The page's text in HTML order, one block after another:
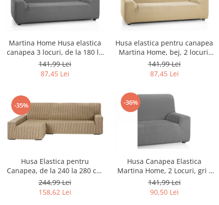
Drone si Accesorii
Home Cinema & Audio
Telescoape & Optica
Televizoare & accesorii
Cadouri
Curatenie si intretinere
Martina Home Husa elastica
canapea 3 locuri, de la 180 la
240 cm, Culoare Gri -
RESIGILAT
141,99 Lei
87,45 Lei
Husa elastica pentru canapea
Martina Home, bej, 2 locuri,
120 la 190 cm - RESIGILAT
141,99 Lei
87,45 Lei
-35%
Husa Elastica pentru
Canapea, de la 240 la 280 cm
- NOU
244,99 Lei
158,62 Lei
-36%
Husa Canapea Elastica
Martina Home, 2 Locuri, gri -
NOU
141,99 Lei
90,50 Lei